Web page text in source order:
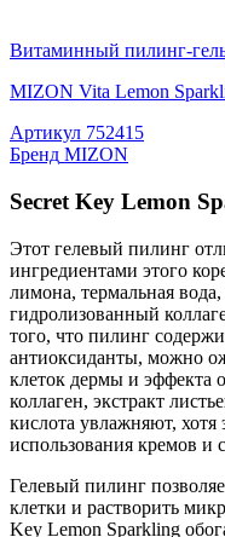
Витаминный пилинг-
MIZON Vita Lemon
Артикул 752415
Бренд MIZON
Secret Key Lemon
Этот гелевый пилинг
ингредиентами этого
лимона, термальная вода,
гидролизованный
того, что пилинг
антиоксиданты, можно
клеток дермы и эффекта
коллаген, экстракт
кислота увлажняют, хотя
использования кремов и
Гелевый пилинг
клетки и растворить
Key Lemon Sparkling